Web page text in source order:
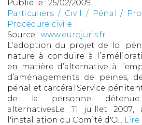
Publié le : 25/02/2009
Particuliers / Civil / Pénal /
Procédure civile
Source : www.eurojuris.fr
L'adoption du projet de loi
nature à conduire à
en matière d’alternative à
d’aménagements de peines,
pénal et carcéral.Service
de la personne
alternativesLe 11 juillet
l'installation du Comité d'O... Lire